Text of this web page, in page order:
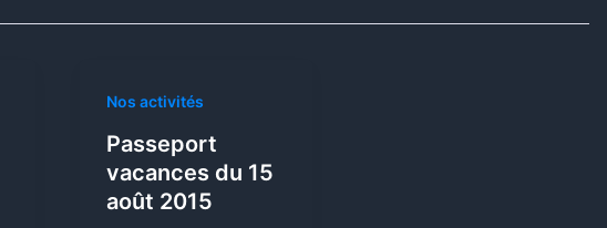
Nos activités
Passeport
vacances du 15
août 2015